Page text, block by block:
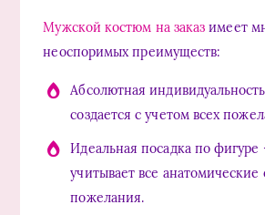
Мужской костюм на заказ имеет
неоспоримых преимуществ:
Абсолютная
создается с учетом всех
Идеальная посадка по фигуре
учитывает все
пожелания.